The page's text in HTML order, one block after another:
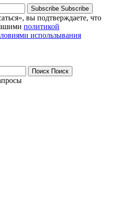
Subscribe Subscribe
вы подтверждаете, что
политикой
использывания
Поиск Поиск